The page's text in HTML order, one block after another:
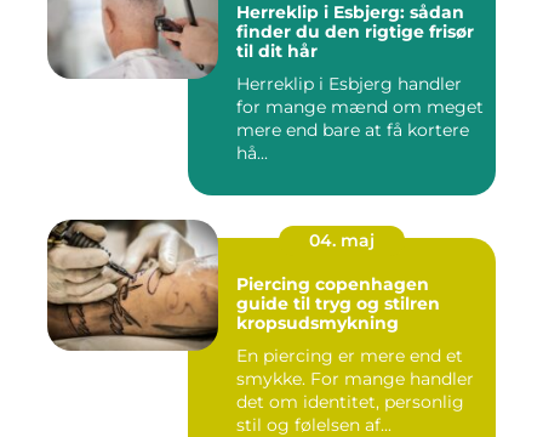
Herreklip i Esbjerg: sådan
finder du den rigtige frisør
til dit hår
Herreklip i Esbjerg handler
for mange mænd om meget
mere end bare at få kortere
hå...
04. maj
Piercing copenhagen
guide til tryg og stilren
kropsudsmykning
En piercing er mere end et
smykke. For mange handler
det om identitet, personlig
stil og følelsen af...